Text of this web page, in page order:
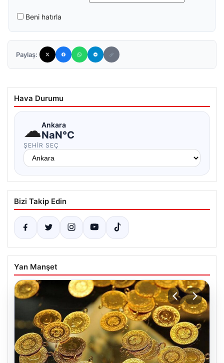
Beni hatırla
Paylaş:
Hava Durumu
☁Ankara
NaN°C
ŞEHIR SEÇ
Bizi Takip Edin
Yan Manşet